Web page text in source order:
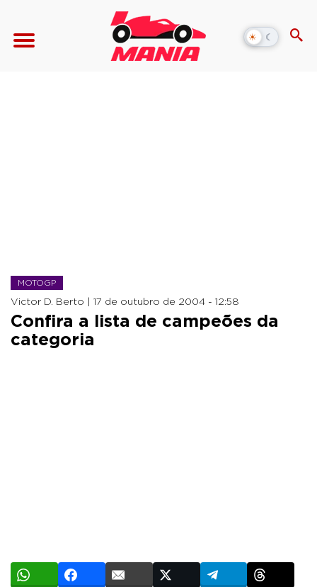
☀ ☾
Alternar
modo
MOTOGP
Victor D. Berto | 17 de outubro de 2004 - 12:58
Confira a lista de campeões da
categoria